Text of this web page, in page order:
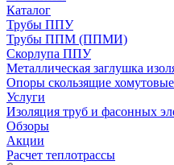
Каталог
Трубы ППУ
Трубы ППМ (ППМИ)
Скорлупа ППУ
Металлическая заглушка
Опоры скользящие
Услуги
Изоляция труб и фасонных
Обзоры
Акции
Расчет теплотрассы